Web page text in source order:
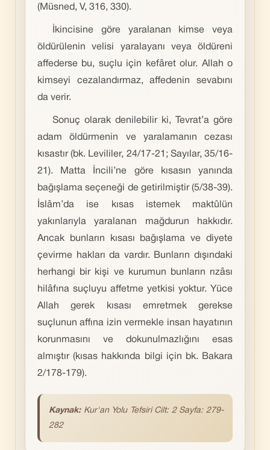
(Müsned, V, 316, 330).
İkincisine göre yaralanan kimse veya
öldürülenin velisi yaralayanı veya öldüreni
affederse bu, suçlu için kefâret olur. Allah o
kimseyi cezalandırmaz, affedenin sevabını
da verir.
Sonuç olarak denilebilir ki, Tevrat’a göre
adam öldürmenin ve yaralamanın cezası
kısastır (bk. Levililer, 24/17-21; Sayılar, 35/16-
21). Matta İncili’ne göre kısasın yanında
bağışlama seçeneği de getirilmiştir (5/38-39).
İslâm’da ise kısas istemek maktûlün
yakınlarıyla yaralanan mağdurun hakkıdır.
Ancak bunların kısası bağışlama ve diyete
çevirme hakları da vardır. Bunların dışındaki
herhangi bir kişi ve kurumun bunların rızâsı
hilâfına suçluyu affetme yetkisi yoktur. Yüce
Allah gerek kısası emretmek gerekse
suçlunun affına izin vermekle insan hayatının
korunmasını ve dokunulmazlığını esas
almıştır (kısas hakkında bilgi için bk. Bakara
2/178-179).
Kaynak: Kur'an Yolu Tefsiri Cilt: 2 Sayfa: 279-
282